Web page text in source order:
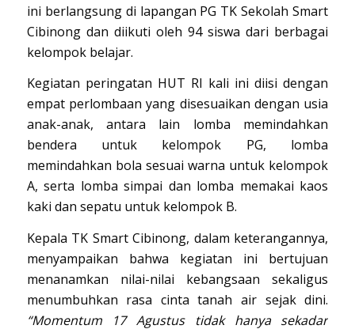
ini berlangsung di lapangan PG TK Sekolah Smart
Cibinong dan diikuti oleh 94 siswa dari berbagai
kelompok belajar.
Kegiatan peringatan HUT RI kali ini diisi dengan
empat perlombaan yang disesuaikan dengan usia
anak-anak, antara lain lomba memindahkan
bendera untuk kelompok PG, lomba
memindahkan bola sesuai warna untuk kelompok
A, serta lomba simpai dan lomba memakai kaos
kaki dan sepatu untuk kelompok B.
Kepala TK Smart Cibinong, dalam keterangannya,
menyampaikan bahwa kegiatan ini bertujuan
menanamkan nilai-nilai kebangsaan sekaligus
menumbuhkan rasa cinta tanah air sejak dini.
“Momentum 17 Agustus tidak hanya sekadar